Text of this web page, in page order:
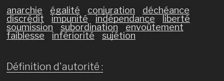
anarchie égalité conjuration
déchéance
discrédit
impunité indépendance
liberté
soumission
subordination
envoûtement
faiblesse
infériorité sujétion
Définition d'autorité :